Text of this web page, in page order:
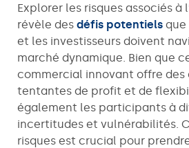
Explorer les risques associés à
révèle des défis potentiels que
et les investisseurs doivent
marché dynamique. Bien que
commercial innovant offre
tentantes de profit et de
également les participants à
incertitudes et vulnérabilités.
risques est crucial pour